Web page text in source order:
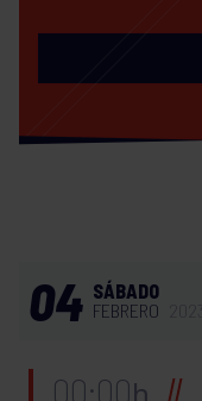
04 SÁBADO
FEBRERO
00:00